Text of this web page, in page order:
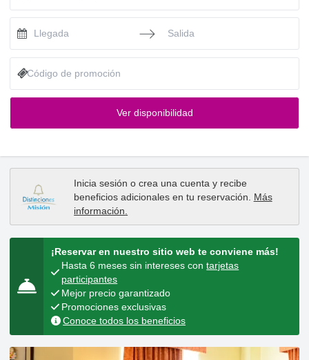
Press the down arrow key to interact with the calendar and
Press the down arrow key to
Ver disponibilidad
Inicia sesión ocrea una cuenta y recibe
beneficios adicionales en tu reservación.
Más
información
¡Reservar en nuestro sitio web te conviene más!
Hasta 6 meses sin intereses contarjetas
participantes
Mejor precio garantizado
Promociones exclusivas
Conoce todos los beneficios